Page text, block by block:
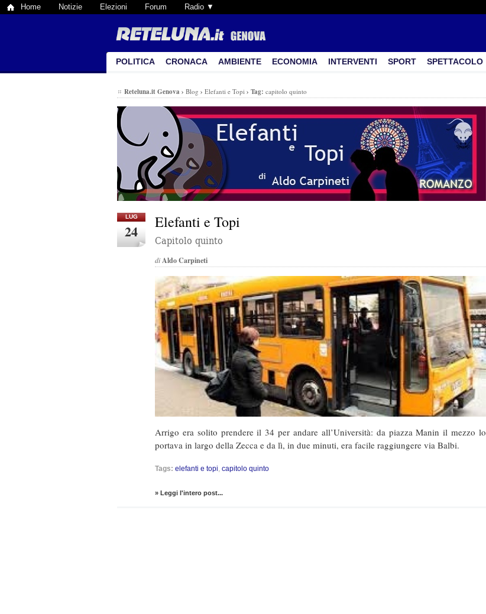
Home Notizie Elezioni Forum Radio ▼
POLITICA CRONACA AMBIENTE ECONOMIA INTERVENTI SPORT SPETTACOLO
Reteluna.it Genova › Blog › Elefanti e Topi › Tag: capitolo quinto
LUG
24 Elefanti e Topi
Capitolo quinto
diAldo Carpineti
Arrigo era solito prendere il 34 per andare all’Università: da piazza Manin il mezzo lo
portava in largo della Zecca e da lì, in due minuti, era facile raggiungere via Balbi.
Tags: elefanti e topi capitolo quinto
» Leggi l'intero post...